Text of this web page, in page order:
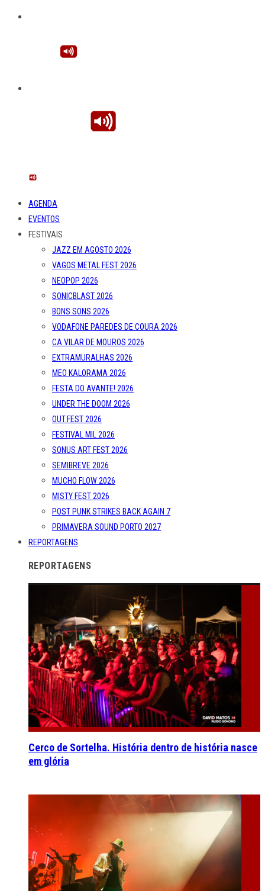
AGENDA
EVENTOS
FESTIVAIS
JAZZ EM AGOSTO 2026
VAGOS METAL FEST 2026
NEOPOP 2026
SONICBLAST 2026
BONS SONS 2026
VODAFONE PAREDES DE COURA 2026
CA VILAR DE MOUROS 2026
EXTRAMURALHAS 2026
MEO KALORAMA 2026
FESTA DO AVANTE! 2026
UNDER THE DOOM 2026
OUT.FEST 2026
FESTIVAL MIL 2026
SONUS ART FEST 2026
SEMIBREVE 2026
MUCHO FLOW 2026
MISTY FEST 2026
POST PUNK STRIKES BACK AGAIN 7
PRIMAVERA SOUND PORTO 2027
REPORTAGENS
REPORTAGENS
Cerco de Sortelha. História dentro de história nasce
em glória